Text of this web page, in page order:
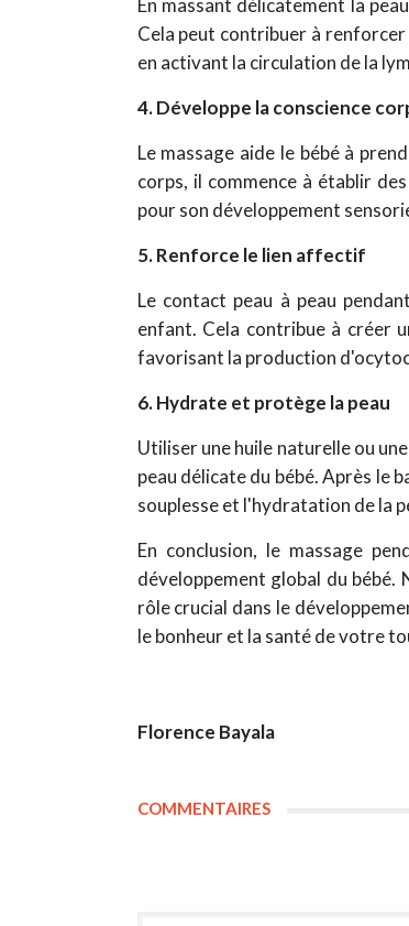
En massant délicatement la
Cela peut contribuer à
en activant la circulation de la
4. Développe la conscience
Le massage aide le bébé à
corps, il commence à établir
pour son développement
5. Renforce le lien affectif
Le contact peau à peau
enfant. Cela contribue à créer
favorisant la production
6. Hydrate et protège la peau
Utiliser une huile naturelle ou
peau délicate du bébé. Après le
souplesse et l'hydratation de la
En conclusion, le massage
développement global du bébé.
rôle crucial dans le
le bonheur et la santé de votre
Florence Bayala
COMMENTAIRES